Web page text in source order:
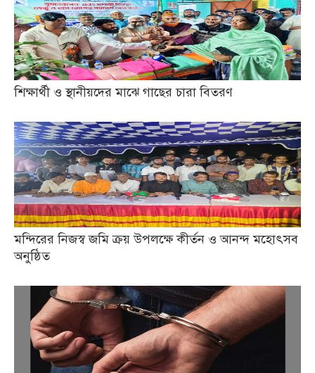
শিক্ষার্থী ও স্থানীয়দের মাঝে গাছের চারা বিতরণ
মন্দিরের নিজস্ব জমি ক্রয় উপলক্ষে কীর্তন ও আনন্দ মহোৎসব
অনুষ্ঠিত